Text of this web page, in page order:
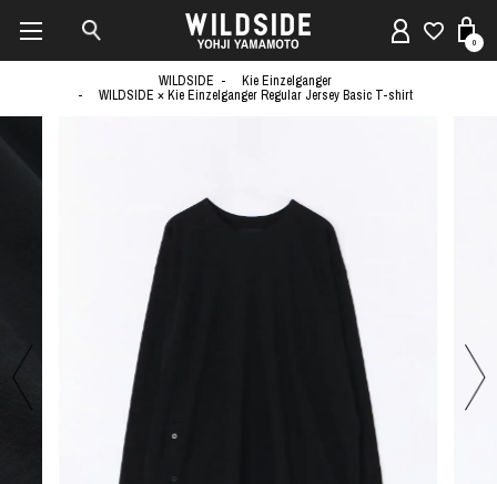
0
WILDSIDE
Kie Einzelganger
WILDSIDE × Kie Einzelganger Regular Jersey Basic T-shirt